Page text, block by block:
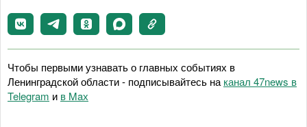
Чтобы первыми узнавать о главных событиях в
Ленинградской области - подписывайтесь на канал 47news в
Telegram и в Maх